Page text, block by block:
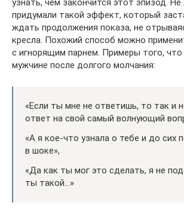
придумали такой эффект, который
ждать продолжения показа, не
кресла. Похожий способ можно
с игнорящим парнем. Примеры того, что
мужчине после долгого молчания:
«Если ты мне не ответишь, то так и
ответ на свой самый волнующий
«А я кое-что узнала о тебе и до сих
в шоке»,
«Да как ты мог это сделать, я не
ты такой…»